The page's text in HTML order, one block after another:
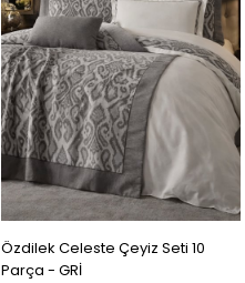
Özdilek Celeste Çeyiz Seti 10
Parça - GRİ